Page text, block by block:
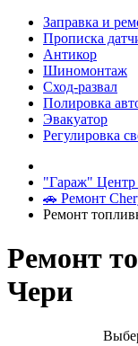
Заправка и
Прописка
Антикор
Шиномонтаж
Сход-развал
Полировка
Эвакуатор
Регулировка
"Гараж" Центр
🚗 Ремонт
Ремонт
Ремонт
Чери